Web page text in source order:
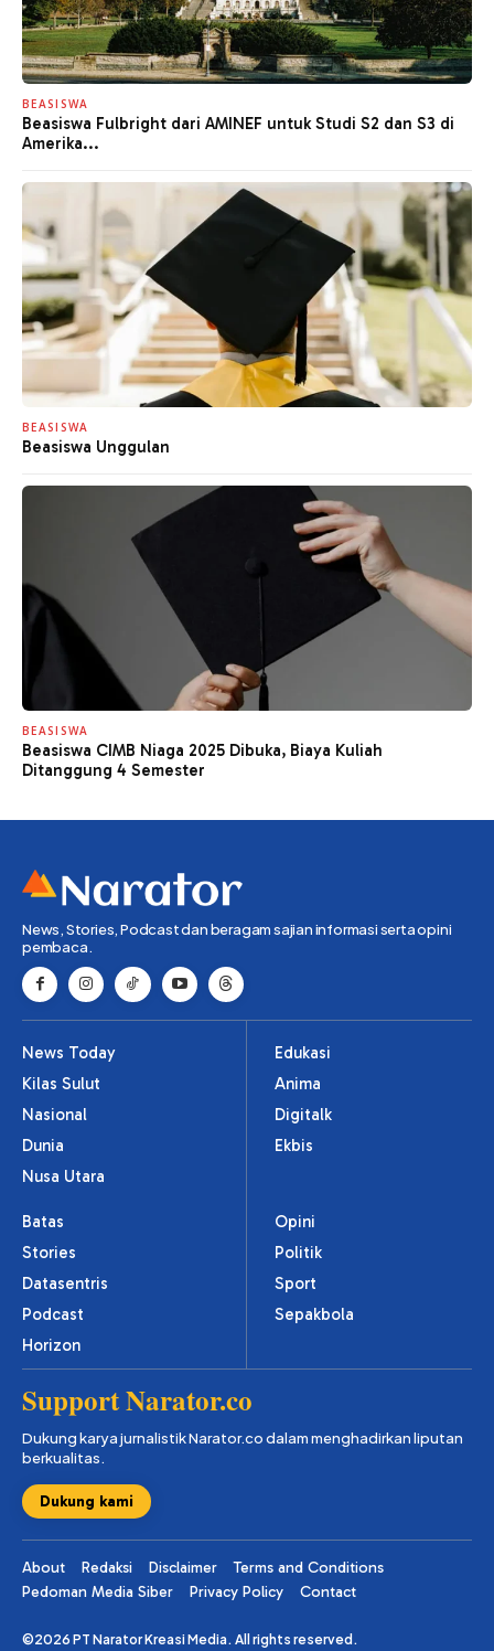
BEASISWA
Beasiswa Fulbright dari AMINEF untuk Studi S2 dan S3 di
Amerika...
BEASISWA
Beasiswa Unggulan
BEASISWA
Beasiswa CIMB Niaga 2025 Dibuka, Biaya Kuliah
Ditanggung 4 Semester
News, Stories, Podcast dan beragam sajian informasi serta opini
pembaca.
News Today
Kilas Sulut
Nasional
Dunia
Nusa Utara
Edukasi
Anima
Digitalk
Ekbis
Batas
Stories
Datasentris
Podcast
Horizon
Opini
Politik
Sport
Sepakbola
Support Narator.co
Dukung karya jurnalistik Narator.co dalam menghadirkan liputan
berkualitas.
Dukung kami
About Redaksi Disclaimer
Terms and Conditions
Pedoman Media Siber
Privacy Policy Contact
©2026 PT Narator Kreasi Media. All rights reserved.